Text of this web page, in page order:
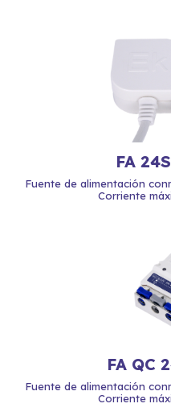
FA 24S
Fuente de alimentación
Corriente
FA QC
Fuente de alimentación
Corriente